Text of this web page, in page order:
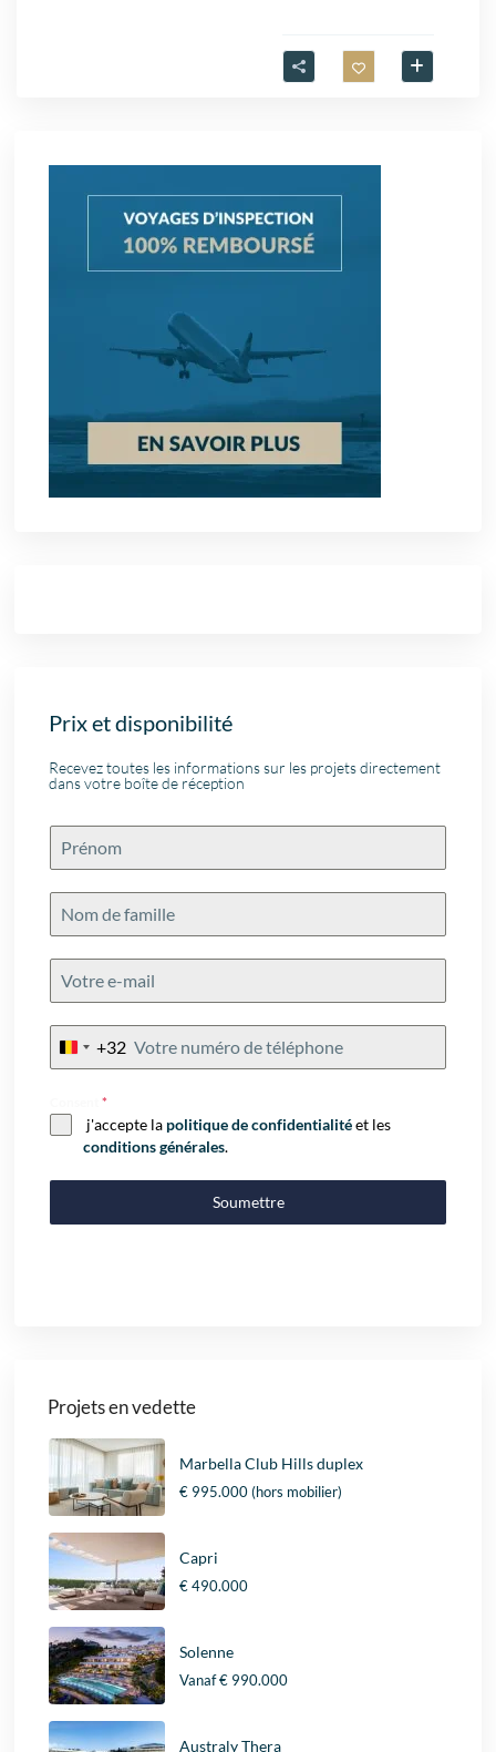
Prix et disponibilité
Recevez toutes les informations sur les projets directement
dans votre boîte de réception
Belgium
+32
Consent*
j'accepte la politique de confidentialitéet les
conditions générales.
Soumettre
Projets en vedette
Marbella Club Hills duplex
€ 995.000(hors mobilier)
Capri
€ 490.000
Solenne
Vanaf€ 990.000
Australy Thera